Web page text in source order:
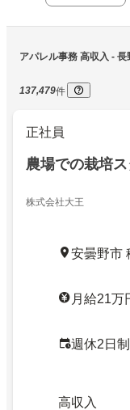
アパレル事務 高収入 - 長
137,479件
正社員
農場での栽培
株式会社大王
安曇野市
月給21万
週休2日制
高収入